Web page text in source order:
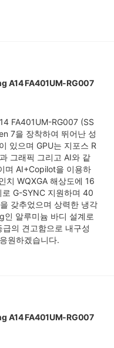
A14 FA401UM-RG007
FA401UM-RG007 (SS
7을 장착하여 뛰어난 성
있으며 GPU는 지포스 R
그래픽 그리고 AI와 같
며 AI+Copilot을 이용하
치 WQXGA 해상도에 16
G-SYNC 지원하며 40
갖추었으며 상력한 냉각
알루미늄 바디 설계로
의 견고함으로 내구성
원하겠습니다.
A14 FA401UM-RG007